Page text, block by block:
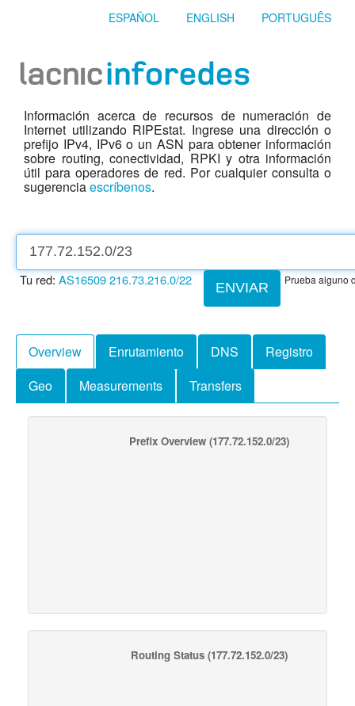
ESPAÑOL ENGLISH PORTUGUÊS
Información acerca de recursos de numeración de
Internet utilizando RIPEstat. Ingrese una dirección o
prefijo IPv4, IPv6 o un ASN para obtener información
sobre routing, conectividad, RPKI y otra información
útil para operadores de red. Por cualquier consulta o
sugerenciaescríbenos.
ENVIAR
Tu red: AS16509216.73.216.0/22 Prueba alguno
Overview Enrutamiento DNS
Registro
Geo
Measurements Transfers
Prefix Overview(177.72.152.0/23)
Routing Status(177.72.152.0/23)